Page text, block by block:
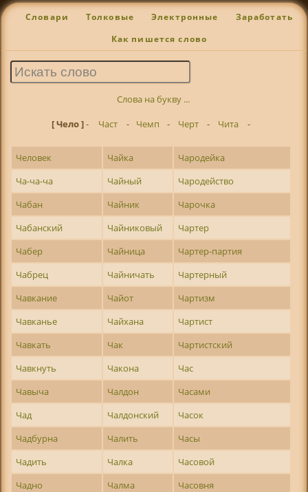
Словари Толковые Электронные Заработать
Как пишется слово
Слова на букву ...
[ Чело ]- Част - Чемп - Черт - Чита -
Человек Чайка
Чародейка
Ча-ча-ча
Чайный
Чародейство
Чабан
Чайник
Чарочка
Чабанский
Чайниковый
Чартер
Чабер
Чайница
Чартер-партия
Чабрец
Чайничать
Чартерный
Чавкание
Чайот
Чартизм
Чавканье
Чайхана
Чартист
Чавкать
Чак
Чартистский
Чавкнуть
Чакона
Час
Чавыча
Чалдон
Часами
Чад
Чалдонский
Часок
Чадбурна
Чалить
Часы
Чадить
Чалка
Часовой
Чадно
Чалма
Часовня